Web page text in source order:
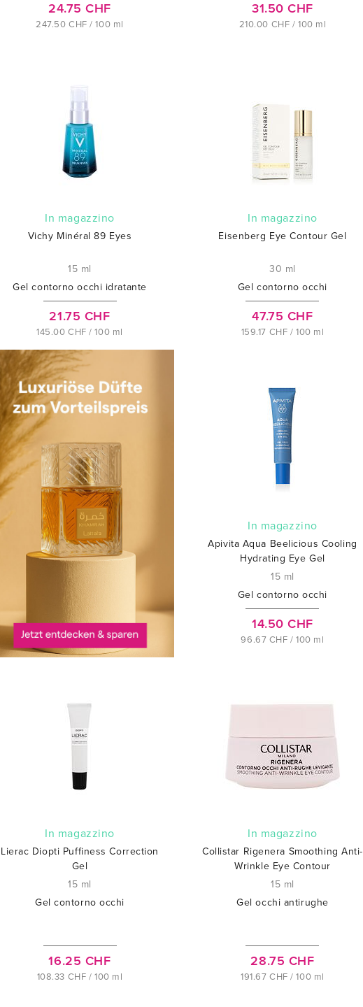
24.75 CHF
247.50 CHF / 100 ml
31.50 CHF
210.00 CHF / 100 ml
In magazzino
Vichy Minéral 89 Eyes
15 ml
Gel contorno occhi idratante
21.75 CHF
145.00 CHF / 100 ml
In magazzino
Eisenberg Eye Contour Gel
30 ml
Gel contorno occhi
47.75 CHF
159.17 CHF / 100 ml
In magazzino
Apivita Aqua Beelicious Cooling
Hydrating Eye Gel
15 ml
Gel contorno occhi
14.50 CHF
96.67 CHF / 100 ml
In magazzino
Lierac Diopti Puffiness Correction
Gel
15 ml
Gel contorno occhi
16.25 CHF
108.33 CHF / 100 ml
In magazzino
Collistar Rigenera Smoothing Anti-
Wrinkle Eye Contour
15 ml
Gel occhi antirughe
28.75 CHF
191.67 CHF / 100 ml